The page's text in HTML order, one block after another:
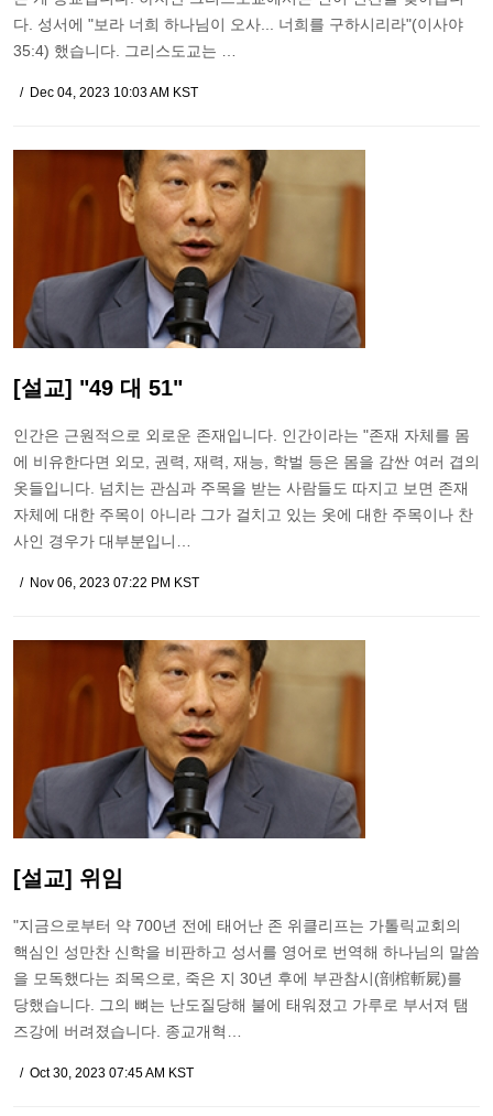
다. 성서에 "보라 너희 하나님이 오사... 너희를 구하시리라"(이사야
35:4) 했습니다. 그리스도교는 …
Dec 04, 2023 10:03 AM KST
[설교] "49 대 51"
인간은 근원적으로 외로운 존재입니다. 인간이라는 "존재 자체를 몸
에 비유한다면 외모, 권력, 재력, 재능, 학벌 등은 몸을 감싼 여러 겹의
옷들입니다. 넘치는 관심과 주목을 받는 사람들도 따지고 보면 존재
자체에 대한 주목이 아니라 그가 걸치고 있는 옷에 대한 주목이나 찬
사인 경우가 대부분입니…
Nov 06, 2023 07:22 PM KST
[설교] 위임
"지금으로부터 약 700년 전에 태어난 존 위클리프는 가톨릭교회의
핵심인 성만찬 신학을 비판하고 성서를 영어로 번역해 하나님의 말씀
을 모독했다는 죄목으로, 죽은 지 30년 후에 부관참시(剖棺斬屍)를
당했습니다. 그의 뼈는 난도질당해 불에 태워졌고 가루로 부서져 탬
즈강에 버려졌습니다. 종교개혁…
Oct 30, 2023 07:45 AM KST